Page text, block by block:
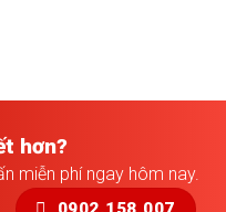
hơn?
miễn phí ngay hôm nay.